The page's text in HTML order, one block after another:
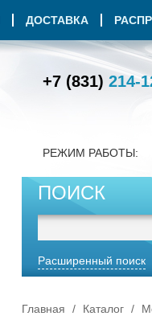
ДОСТАВКА
+7 (831) 214-
РЕЖИМ РАБОТЫ:
ПОИСК
Расширенный поиск
Главная Каталог